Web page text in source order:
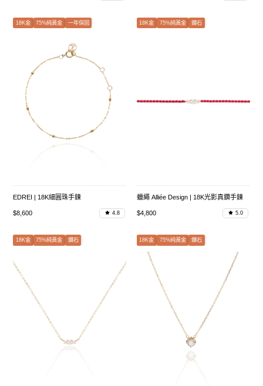
18K金 75%純黃金 一年保固
EDREI | 18K細圓珠手鍊
$8,600 4.8
18K金 75%純黃金 鑽石
蠟繩 Alliée Design | 18K光影真鑽手鍊
$4,800 5.0
18K金 75%純黃金 鑽石 18K金 75%純黃金 鑽石